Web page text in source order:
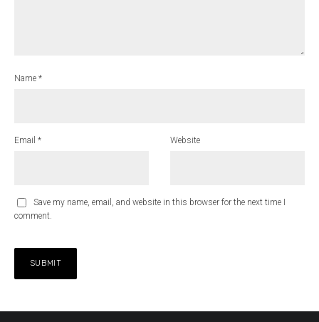
Name *
Email * Website
Save my name, email, and website in this browser for the next time I
comment.